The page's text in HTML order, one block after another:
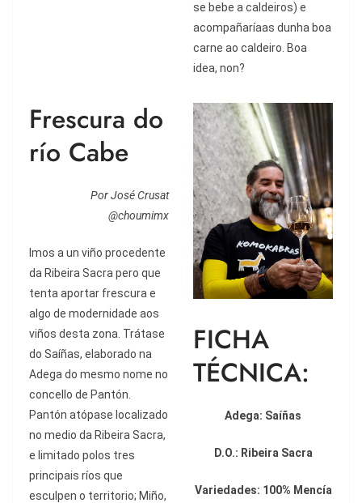
se bebe a caldeiros) e
acompañaríaas dunha boa
carne ao caldeiro. Boa
idea, non?
Frescura do
río Cabe
Por José Crusat
@choumimx
Imos a un viño procedente
da Ribeira Sacra pero que
tenta aportar frescura e
algo de modernidade aos
viños desta zona. Trátase
do Saíñas, elaborado na
Adega do mesmo nome no
concello de Pantón.
Pantón atópase localizado
no medio da Ribeira Sacra,
e limitado polos tres
principais ríos que
esculpen o territorio; Miño,
FICHA
TÉCNICA:
Adega: Saíñas
D.O.: Ribeira Sacra
Variedades: 100% Mencía